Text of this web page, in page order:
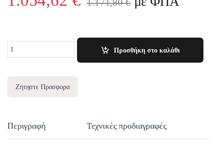
1.171,80€
Προσθήκη στο καλάθι
Ζητηστε Προσφορα
Περιγραφή Τεχνικές προδιαγραφές